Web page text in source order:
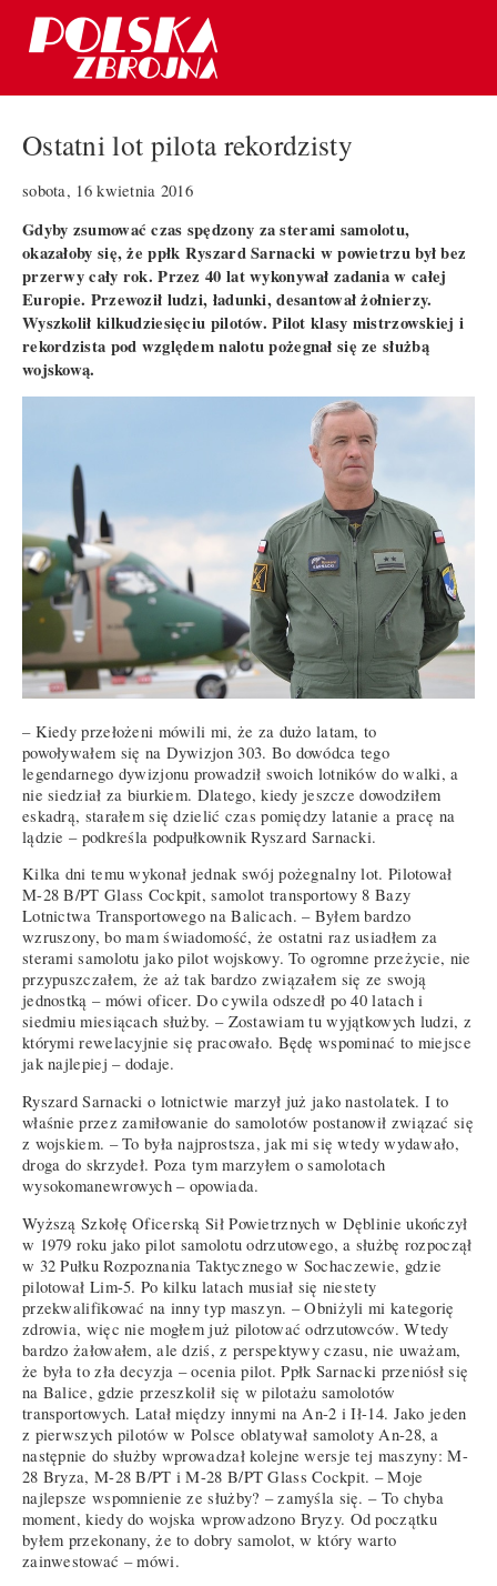
Ostatni lot pilota rekordzisty
sobota, 16 kwietnia 2016
Gdyby zsumować czas spędzony za sterami samolotu,
okazałoby się, że ppłk Ryszard Sarnacki w powietrzu był bez
przerwy cały rok. Przez 40 lat wykonywał zadania w całej
Europie. Przewoził ludzi, ładunki, desantował żołnierzy.
Wyszkolił kilkudziesięciu pilotów. Pilot klasy mistrzowskiej i
rekordzista pod względem nalotu pożegnał się ze służbą
wojskową.
– Kiedy przełożeni mówili mi, że za dużo latam, to
powoływałem się na Dywizjon 303. Bo dowódca tego
legendarnego dywizjonu prowadził swoich lotników do walki, a
nie siedział za biurkiem. Dlatego, kiedy jeszcze dowodziłem
eskadrą, starałem się dzielić czas pomiędzy latanie a pracę na
lądzie – podkreśla podpułkownik Ryszard Sarnacki.
Kilka dni temu wykonał jednak swój pożegnalny lot. Pilotował
M-28 B/PT Glass Cockpit, samolot transportowy 8 Bazy
Lotnictwa Transportowego na Balicach. – Byłem bardzo
wzruszony, bo mam świadomość, że ostatni raz usiadłem za
sterami samolotu jako pilot wojskowy. To ogromne przeżycie, nie
przypuszczałem, że aż tak bardzo związałem się ze swoją
jednostką – mówi oficer. Do cywila odszedł po 40 latach i
siedmiu miesiącach służby. – Zostawiam tu wyjątkowych ludzi, z
którymi rewelacyjnie się pracowało. Będę wspominać to miejsce
jak najlepiej – dodaje.
Ryszard Sarnacki o lotnictwie marzył już jako nastolatek. I to
właśnie przez zamiłowanie do samolotów postanowił związać się
z wojskiem. – To była najprostsza, jak mi się wtedy wydawało,
droga do skrzydeł. Poza tym marzyłem o samolotach
wysokomanewrowych – opowiada.
Wyższą Szkołę Oficerską Sił Powietrznych w Dęblinie ukończył
w 1979 roku jako pilot samolotu odrzutowego, a służbę rozpoczął
w 32 Pułku Rozpoznania Taktycznego w Sochaczewie, gdzie
pilotował Lim-5. Po kilku latach musiał się niestety
przekwalifikować na inny typ maszyn. – Obniżyli mi kategorię
zdrowia, więc nie mogłem już pilotować odrzutowców. Wtedy
bardzo żałowałem, ale dziś, z perspektywy czasu, nie uważam,
że była to zła decyzja – ocenia pilot. Ppłk Sarnacki przeniósł się
na Balice, gdzie przeszkolił się w pilotażu samolotów
transportowych. Latał między innymi na An-2 i Ił-14. Jako jeden
z pierwszych pilotów w Polsce oblatywał samoloty An-28, a
następnie do służby wprowadzał kolejne wersje tej maszyny: M-
28 Bryza, M-28 B/PT i M-28 B/PT Glass Cockpit. – Moje
najlepsze wspomnienie ze służby? – zamyśla się. – To chyba
moment, kiedy do wojska wprowadzono Bryzy. Od początku
byłem przekonany, że to dobry samolot, w który warto
zainwestować – mówi.